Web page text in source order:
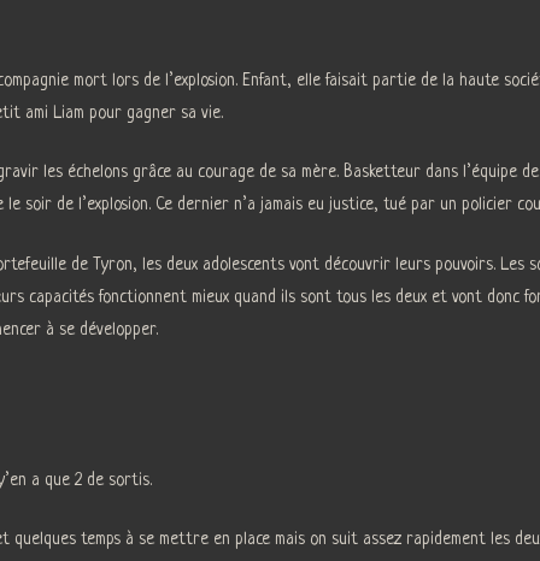
mort lors de l’explosion. Enfant, elle faisait partie de la haute
ami Liam pour gagner sa vie.
les échelons grâce au courage de sa mère. Basketteur dans l’équipe
soir de l’explosion. Ce dernier n’a jamais eu justice, tué par un policier
de Tyron, les deux adolescents vont découvrir leurs pouvoirs. Les
capacités fonctionnent mieux quand ils sont tous les deux et vont donc
à se développer.
a que 2 de sortis.
quelques temps à se mettre en place mais on suit assez rapidement les